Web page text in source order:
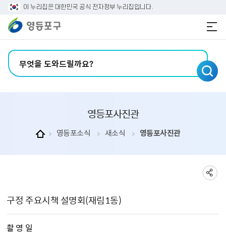
본문 바로가기
주메뉴 바로가기
이 누리집은 대한민국 공식 전자정부 누리집입니다.
영등포사진관
영등포소식 새소식 영등포사진관
구정 주요시책 설명회(재림1동)
촬 영 일